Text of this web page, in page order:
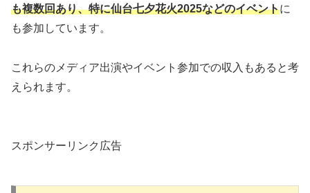
も複数回あり、特に仙台七夕花火2025などのイベントに
も参加しています。
これらのメディア出演やイベント参加での収入もあると考
えられます。
スポンサーリンク広告